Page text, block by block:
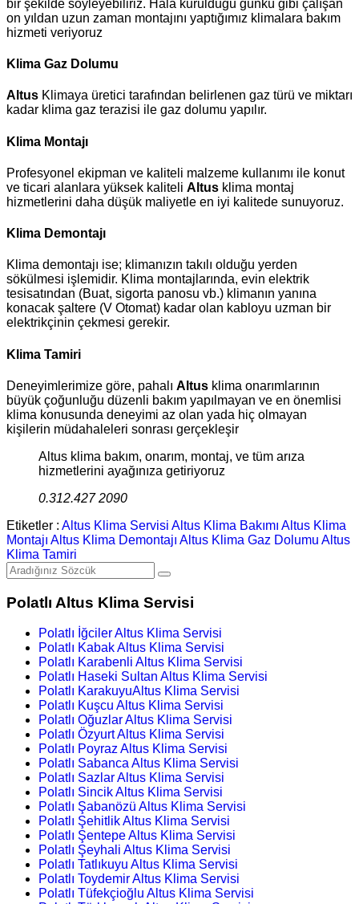
bir şekilde söyleyebiliriz. Hala kurulduğu günkü gibi çalışan
on yıldan uzun zaman montajını yaptığımız klimalara bakım
hizmeti veriyoruz
Klima Gaz Dolumu
Altus Klimaya üretici tarafından belirlenen gaz türü ve miktarı
kadar klima gaz terazisi ile gaz dolumu yapılır.
Klima Montajı
Profesyonel ekipman ve kaliteli malzeme kullanımı ile konut
ve ticari alanlara yüksek kaliteli Altus klima montaj
hizmetlerini daha düşük maliyetle en iyi kalitede sunuyoruz.
Klima Demontajı
Klima demontajı ise; klimanızın takılı olduğu yerden
sökülmesi işlemidir. Klima montajlarında, evin elektrik
tesisatından (Buat, sigorta panosu vb.) klimanın yanına
konacak şaltere (V Otomat) kadar olan kabloyu uzman bir
elektrikçinin çekmesi gerekir.
Klima Tamiri
Deneyimlerimize göre, pahalı Altus klima onarımlarının
büyük çoğunluğu düzenli bakım yapılmayan ve en önemlisi
klima konusunda deneyimi az olan yada hiç olmayan
kişilerin müdahaleleri sonrası gerçekleşir
Altus klima bakım, onarım, montaj, ve tüm arıza
hizmetlerini ayağınıza getiriyoruz
0.312.427 2090
Etiketler : Altus Klima Servisi Altus Klima Bakımı Altus Klima
Montajı Altus Klima Demontajı Altus Klima Gaz Dolumu Altus
Klima Tamiri
Polatlı Altus Klima Servisi
Polatlı İğciler Altus Klima Servisi
Polatlı Kabak Altus Klima Servisi
Polatlı Karabenli Altus Klima Servisi
Polatlı Haseki Sultan Altus Klima Servisi
Polatlı KarakuyuAltus Klima Servisi
Polatlı Kuşcu Altus Klima Servisi
Polatlı Oğuzlar Altus Klima Servisi
Polatlı Özyurt Altus Klima Servisi
Polatlı Poyraz Altus Klima Servisi
Polatlı Sabanca Altus Klima Servisi
Polatlı Sazlar Altus Klima Servisi
Polatlı Sincik Altus Klima Servisi
Polatlı Şabanözü Altus Klima Servisi
Polatlı Şehitlik Altus Klima Servisi
Polatlı Şentepe Altus Klima Servisi
Polatlı Şeyhali Altus Klima Servisi
Polatlı Tatlıkuyu Altus Klima Servisi
Polatlı Toydemir Altus Klima Servisi
Polatlı Tüfekçioğlu Altus Klima Servisi